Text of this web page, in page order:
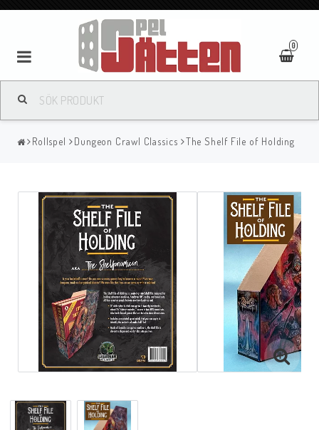
0
Rollspel Dungeon Crawl Classics The Shelf File of Holding